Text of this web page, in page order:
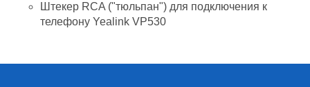
Штекер RCA ("тюльпан") для подключения к
телефону Yealink VP530